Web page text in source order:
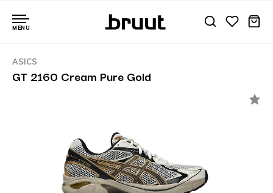
MENU
ASICS
GT 2160 Cream Pure Gold